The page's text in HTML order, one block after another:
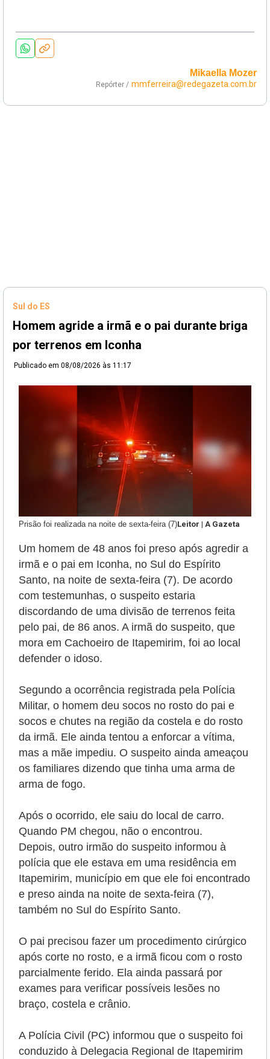
Mikaella Mozer
Repórter / mmferreira@redegazeta.com.br
Sul do ES
Homem agride a irmã e o pai durante briga
por terrenos em Iconha
Publicado em 08/08/2026 às 11:17
Prisão foi realizada na noite de sexta-feira (7)Leitor | A Gazeta
Um homem de 48 anos foi preso após agredir a
irmã e o pai em Iconha, no Sul do Espírito
Santo, na noite de sexta-feira (7). De acordo
com testemunhas, o suspeito estaria
discordando de uma divisão de terrenos feita
pelo pai, de 86 anos. A irmã do suspeito, que
mora em Cachoeiro de Itapemirim, foi ao local
defender o idoso.
Segundo a ocorrência registrada pela Polícia
Militar, o homem deu socos no rosto do pai e
socos e chutes na região da costela e do rosto
da irmã. Ele ainda tentou a enforcar a vítima,
mas a mãe impediu. O suspeito ainda ameaçou
os familiares dizendo que tinha uma arma de
arma de fogo.
Após o ocorrido, ele saiu do local de carro.
Quando PM chegou, não o encontrou.
Depois, outro irmão do suspeito informou à
polícia que ele estava em uma residência em
Itapemirim, município em que ele foi encontrado
e preso ainda na noite de sexta-feira (7),
também no Sul do Espírito Santo.
O pai precisou fazer um procedimento cirúrgico
após corte no rosto, e a irmã ficou com o rosto
parcialmente ferido. Ela ainda passará por
exames para verificar possíveis lesões no
braço, costela e crânio.
A Polícia Civil (PC) informou que o suspeito foi
conduzido à Delegacia Regional de Itapemirim